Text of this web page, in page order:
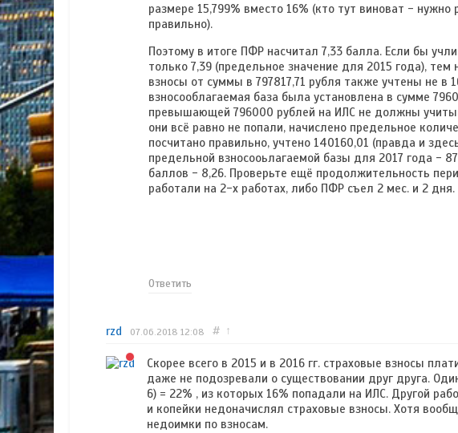
размере 15,799% вместо 16% (кто тут виноват -
правильно).
Поэтому в итоге ПФР насчитал 7,33 балла. Если бы
только 7,39 (предельное значение для 2015 года),
взносы от суммы в 797817,71 рубля также учтены не в
взносооблагаемая база была установлена в сумме
превышающей 796000 рублей на ИЛС не должны
они всё равно не попали, начислено предельное
посчитано правильно, учтено 140160,01 (правда и
предельной взносооьлагаемой базы для 2017 года -
баллов - 8,26. Проверьте ещё продолжительность
работали на 2-х работах, либо ПФР съел 2 мес. и 2 дня.
Ответить
rzd 07.06.2018 12:08 # ↑
Скорее всего в 2015 и в 2016 гг. страховые взносы
даже не подозревали о существовании друг друга.
6) = 22% , из которых 16% попадали на ИЛС. Другой
и копейки недоначислял страховые взносы. Хотя
недоимки по взносам.